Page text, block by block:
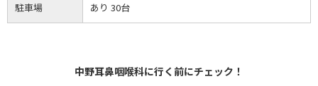
駐車場 あり 30台
中野耳鼻咽喉科に行く前にチェック！